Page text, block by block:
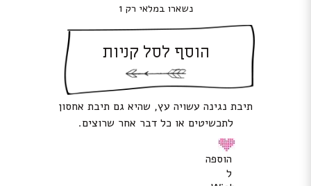
נשארו במלאי רק 1
הוסף לסל קניות
תיבת נגינה עשויה עץ, שהיא גם תיבת אחסון
לתכשיטים או כל דבר אחר שרוצים.
הוספה
ל